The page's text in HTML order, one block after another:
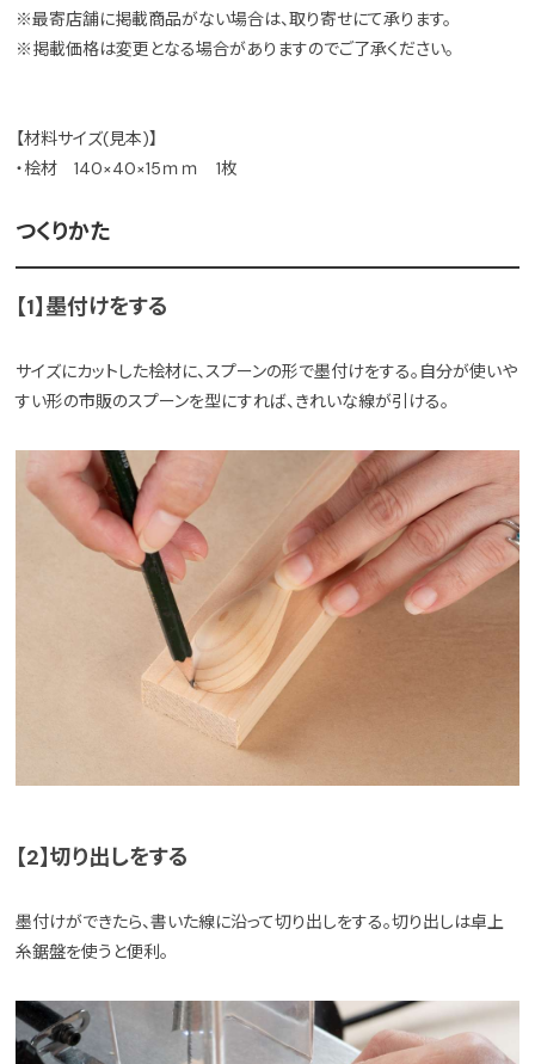
※最寄店舗に掲載商品がない場合は、取り寄せにて承ります。
※掲載価格は変更となる場合がありますのでご了承ください。
【材料サイズ(見本)】
・桧材 140×40×15ｍｍ 1枚
つくりかた
【1】墨付けをする
サイズにカットした桧材に、スプーンの形で墨付けをする。自分が使いや
すい形の市販のスプーンを型にすれば、きれいな線が引ける。
【2】切り出しをする
墨付けができたら、書いた線に沿って切り出しをする。切り出しは卓上
糸鋸盤を使うと便利。